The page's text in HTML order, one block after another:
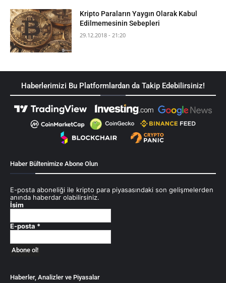
Kripto Paraların Yaygın Olarak Kabul
Edilmemesinin Sebepleri
29.12.2018 - 21:20
Haberlerimizi Bu Platformlardan da Takip Edebilirsiniz!
Haber Bültenimize Abone Olun
E-posta aboneliği ile kripto para piyasasındaki son gelişmelerden
anında haberdar olabilirsiniz.
İsim
E-posta *
Haberler, Analizler ve Piyasalar